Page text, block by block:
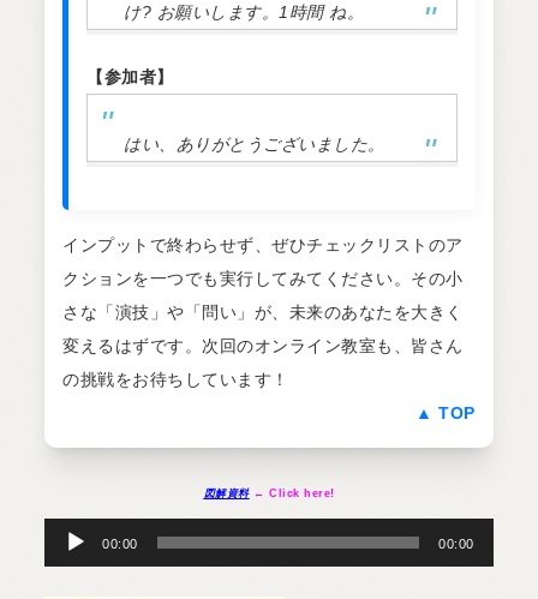
け? お願いします。1時間 ね。
【参加者】
はい、ありがとうございました。
インプットで終わらせず、ぜひチェックリストのア
クションを一つでも実行してみてください。その小
さな「演技」や「問い」が、未来のあなたを大きく
変えるはずです。次回のオンライン教室も、皆さん
の挑戦をお待ちしています！
▲ TOP
図解資料 ← Click here!
プ
ー
00:00 00:00